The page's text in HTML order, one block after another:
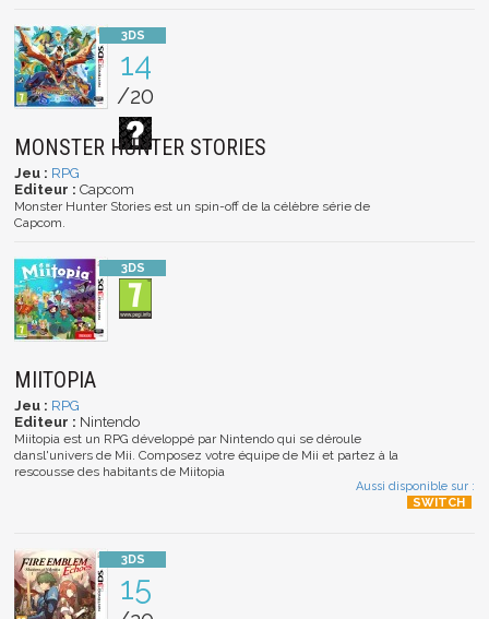
14
/20
MONSTER HUNTER STORIES
Jeu : RPG
Editeur : Capcom
Monster Hunter Stories est un spin-off de la célèbre série de
Capcom.
MIITOPIA
Jeu : RPG
Editeur : Nintendo
Miitopia est un RPG développé par Nintendo qui se déroule
dansl'univers de Mii. Composez votre équipe de Mii et partez à la
rescousse des habitants de Miitopia
Aussi disponible sur :
15